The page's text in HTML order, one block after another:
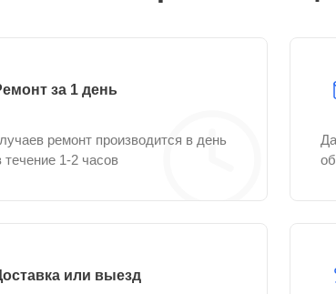
за 1 день
ремонт производится в день
течение 1-2 часов
или выезд